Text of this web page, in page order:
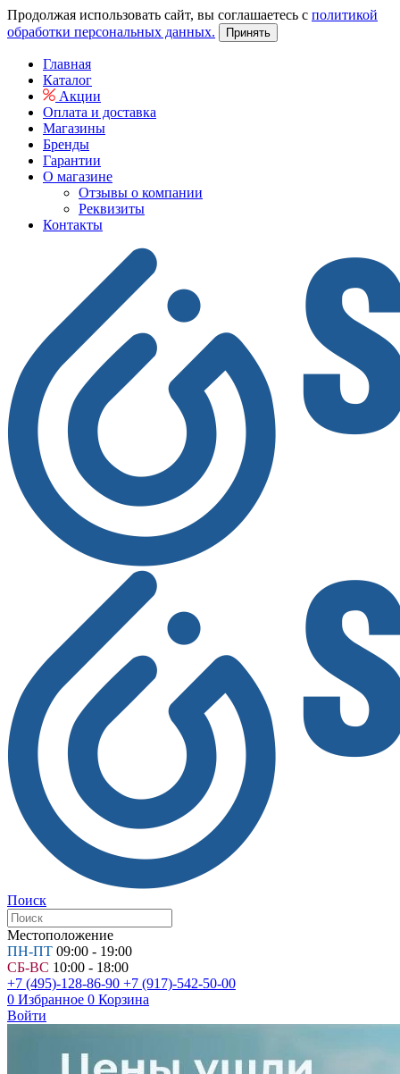
Продолжая использовать сайт, вы соглашаетесь с политикой
обработки персональных данных.
Принять
Главная
Каталог
Акции
Оплата и доставка
Магазины
Бренды
Гарантии
О магазине
Отзывы о компании
Реквизиты
Контакты
Поиск
Местоположение
ПН-ПТ 09:00 - 19:00
СБ-ВС 10:00 - 18:00
+7 (495)-128-86-90 +7 (917)-542-50-00
0 Избранное 0 Корзина
Войти